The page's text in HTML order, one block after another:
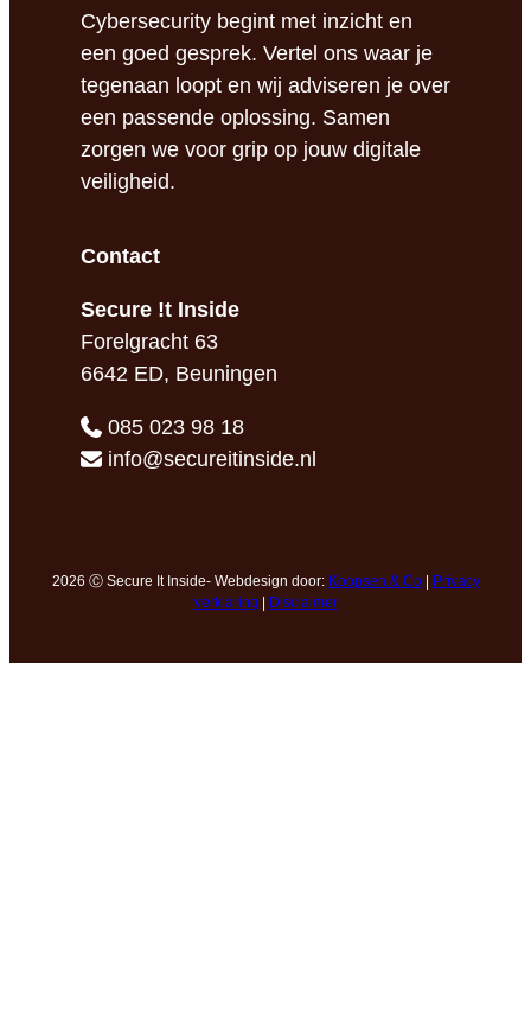
van
backdoor,
staakt
verkoop
Cybersecurity begint met inzicht en
een goed gesprek. Vertel ons waar je
tegenaan loopt en wij adviseren je over
een passende oplossing. Samen
zorgen we voor grip op jouw digitale
veiligheid.
Contact
Secure !t Inside
Forelgracht 63
6642 ED, Beuningen
085 023 98 18
info@secureitinside.nl
2026 Ⓒ Secure It Inside- Webdesign door: Koopsen & Co|
Privacy
verklaring
Disclaimer